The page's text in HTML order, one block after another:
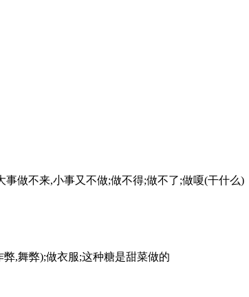
做不来,小事又不做;做不得;做不了;做嗄(干什么)
,舞弊);做衣服;这种糖是甜菜做的